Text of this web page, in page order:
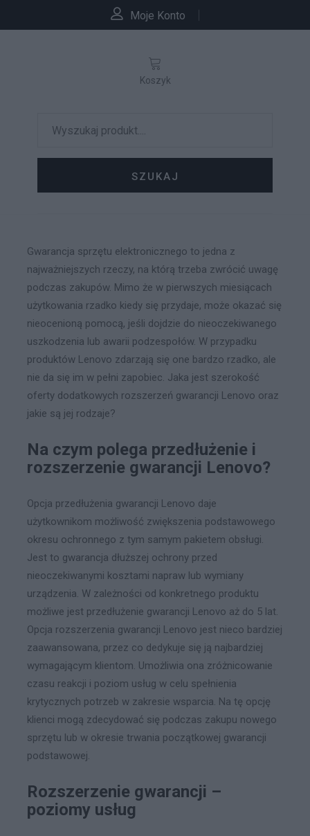
Moje Konto
SZUKAJ
Koszyk
Gwarancja sprzętu elektronicznego to jedna z
najważniejszych rzeczy, na którą trzeba zwrócić uwagę
podczas zakupów. Mimo że w pierwszych miesiącach
użytkowania rzadko kiedy się przydaje, może okazać się
nieocenioną pomocą, jeśli dojdzie do nieoczekiwanego
uszkodzenia lub awarii podzespołów. W przypadku
produktów Lenovo zdarzają się one bardzo rzadko, ale
nie da się im w pełni zapobiec. Jaka jest szerokość
oferty dodatkowych rozszerzeń gwarancji Lenovo oraz
jakie są jej rodzaje?
Na czym polega przedłużenie i
rozszerzenie gwarancji Lenovo?
Opcja przedłużenia gwarancji Lenovo daje
użytkownikom możliwość zwiększenia podstawowego
okresu ochronnego z tym samym pakietem obsługi.
Jest to gwarancja dłuższej ochrony przed
nieoczekiwanymi kosztami napraw lub wymiany
urządzenia. W zależności od konkretnego produktu
możliwe jest przedłużenie gwarancji Lenovo aż do 5 lat.
Opcja rozszerzenia gwarancji Lenovo jest nieco bardziej
zaawansowana, przez co dedykuje się ją najbardziej
wymagającym klientom. Umożliwia ona zróżnicowanie
czasu reakcji i poziom usług w celu spełnienia
krytycznych potrzeb w zakresie wsparcia. Na tę opcję
klienci mogą zdecydować się podczas zakupu nowego
sprzętu lub w okresie trwania początkowej gwarancji
podstawowej.
Rozszerzenie gwarancji –
poziomy usług